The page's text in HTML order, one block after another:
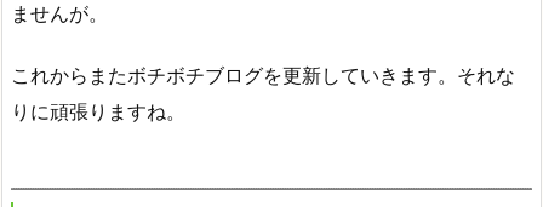
ませんが。
これからまたボチボチブログを更新していきます。それな
りに頑張りますね。